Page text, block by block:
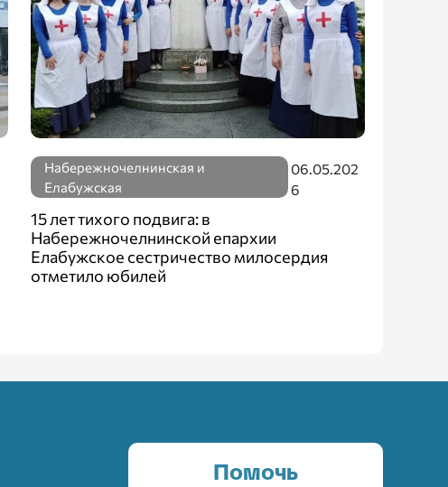
Набережночелнинская и
Елабужская
06.05.202
6
15 лет тихого подвига: в
Набережночелнинской епархии
Елабужское сестричество милосердия
отметило юбилей
Помочь